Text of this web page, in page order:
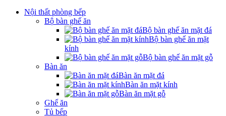
Nội thất phòng bếp
Bộ bàn ghế ăn
Bộ bàn ghế ăn mặt đá
Bộ bàn ghế ăn mặt
kính
Bộ bàn ghế ăn mặt gỗ
Bàn ăn
Bàn ăn mặt đá
Bàn ăn mặt kính
Bàn ăn mặt gỗ
Ghế ăn
Tủ bếp